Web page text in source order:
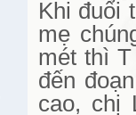
Khi đuổi
mẹ
mét thì
đến
cao, chị